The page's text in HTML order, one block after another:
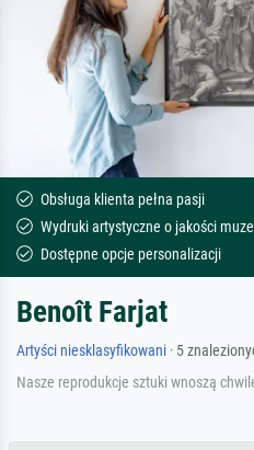
Obsługa klienta pełna pasji
Wydruki artystyczne o jakości
Dostępne opcje personalizacji
Benoît Farjat
Artyści niesklasyfikowani · 5
Nasze reprodukcje sztuki wnoszą